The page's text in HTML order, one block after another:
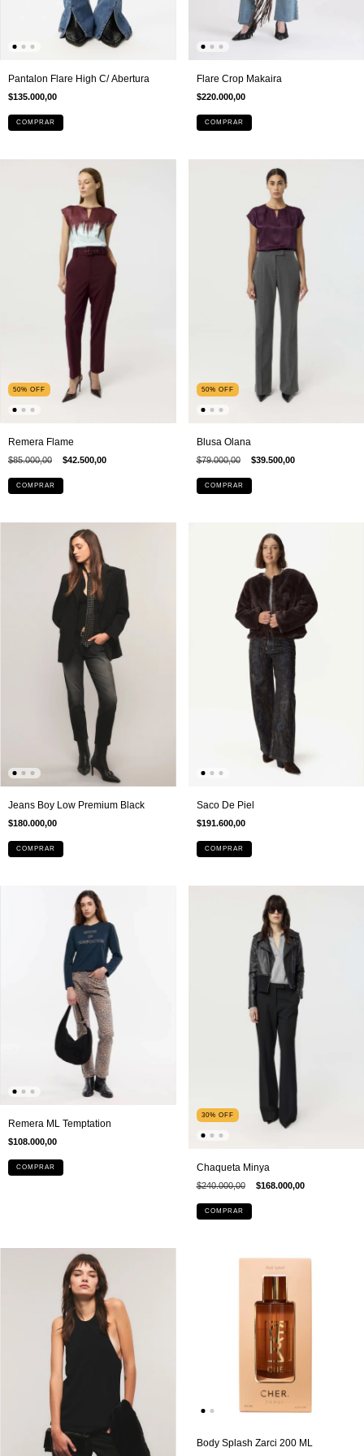
Pantalon Flare High C/ Abertura
$135.000,00
COMPRAR
Flare Crop Makaira
$220.000,00
COMPRAR
50% OFF
Remera Flame
$85.000,00 $42.500,00
COMPRAR
50% OFF
Blusa Olana
$79.000,00 $39.500,00
COMPRAR
Jeans Boy Low Premium Black
$180.000,00
COMPRAR
Saco De Piel
$191.600,00
COMPRAR
Remera ML Temptation
$108.000,00
COMPRAR
30% OFF
Chaqueta Minya
$240.000,00 $168.000,00
COMPRAR
Body Splash Zarci 200 ML